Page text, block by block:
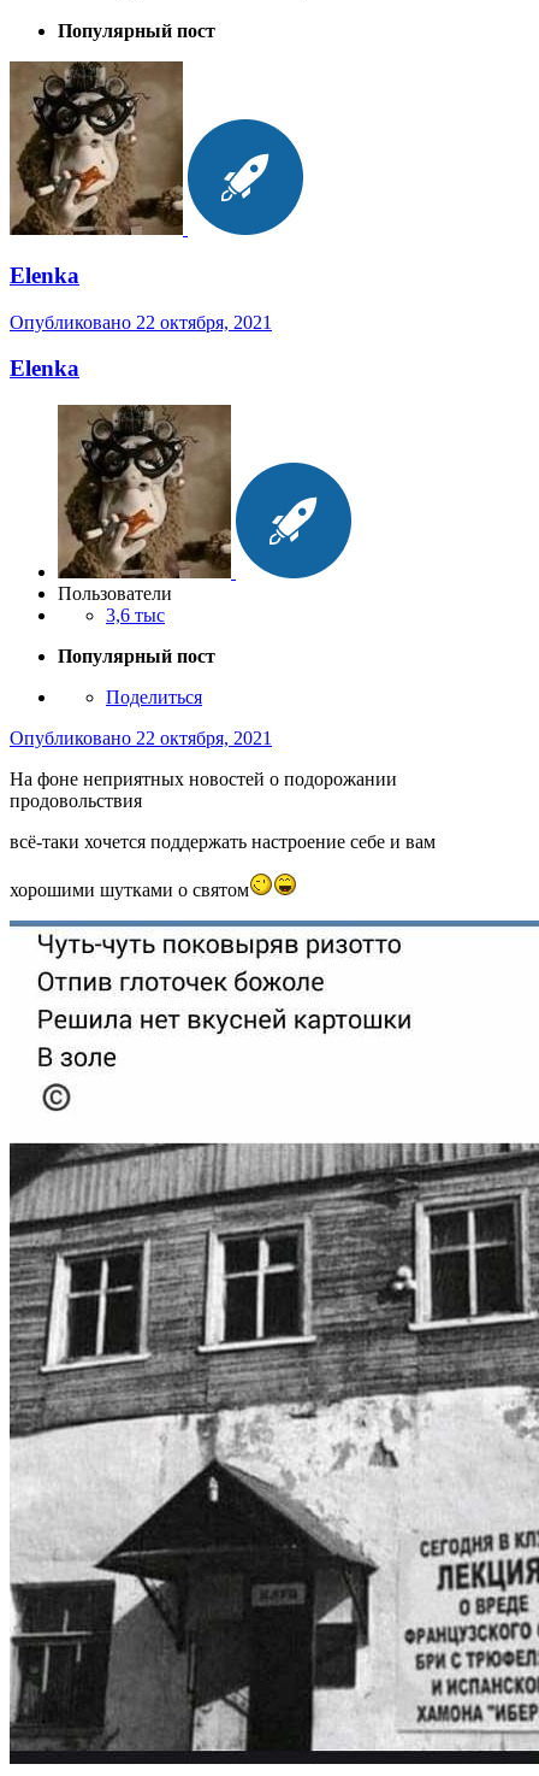
Популярный пост
Elenka
Опубликовано 22 октября, 2021
Elenka
Пользователи
3,6 тыс
Популярный пост
Поделиться
Опубликовано 22 октября, 2021
На фоне неприятных новостей о подорожании
продовольствия
всё-таки хочется поддержать настроение себе и вам
хорошими шутками о святом